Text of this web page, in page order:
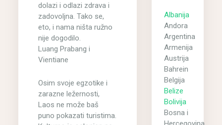
dolazi i odlazi zdrava i
zadovoljna. Tako se,
eto, i nama ništa ružno
nije dogodilo.
Luang Prabang i
Vientiane
Osim svoje egzotike i
zarazne ležernosti,
Laos ne može baš
puno pokazati turistima.
Albanija
Andora
Argentina
Armenija
Austrija
Bahrein
Belgija
Belize
Bolivija
Bosna i